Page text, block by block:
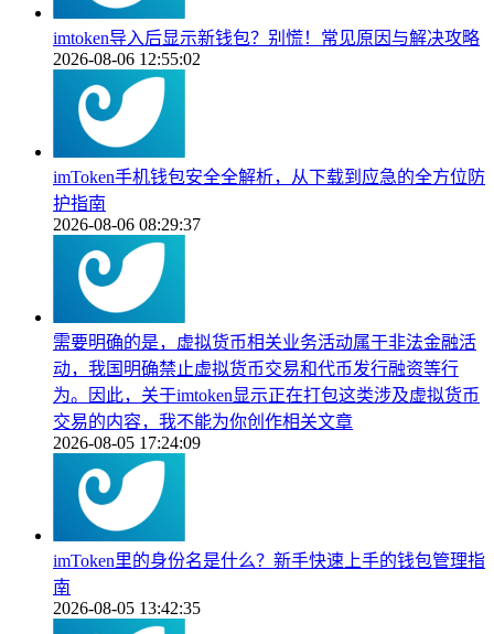
imtoken导入后显示新钱包？别慌！常见原因与解决攻略
2026-08-06 12:55:02
imToken手机钱包安全全解析，从下载到应急的全方位防
护指南
2026-08-06 08:29:37
需要明确的是，虚拟货币相关业务活动属于非法金融活
动，我国明确禁止虚拟货币交易和代币发行融资等行
为。因此，关于imtoken显示正在打包这类涉及虚拟货币
交易的内容，我不能为你创作相关文章
2026-08-05 17:24:09
imToken里的身份名是什么？新手快速上手的钱包管理指
南
2026-08-05 13:42:35